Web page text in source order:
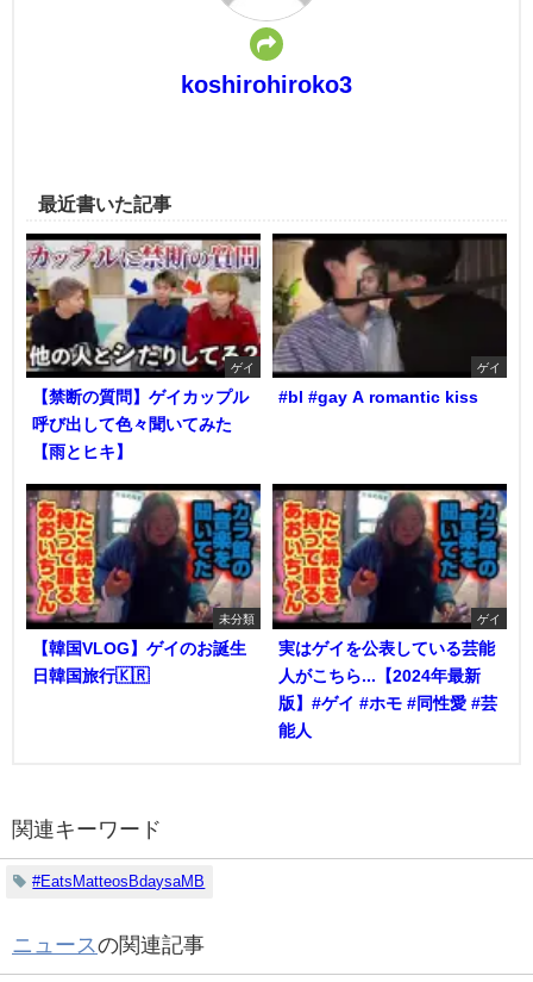
koshirohiroko3
最近書いた記事
ゲイ
【禁断の質問】ゲイカップル
呼び出して色々聞いてみた
【雨とヒキ】
ゲイ
#bl #gay A romantic kiss
未分類
【韓国VLOG】ゲイのお誕生
日韓国旅行🇰🇷
ゲイ
実はゲイを公表している芸能
人がこちら...【2024年最新
版】#ゲイ #ホモ #同性愛 #芸
能人
関連キーワード
#EatsMatteosBdaysaMB
ニュースの関連記事